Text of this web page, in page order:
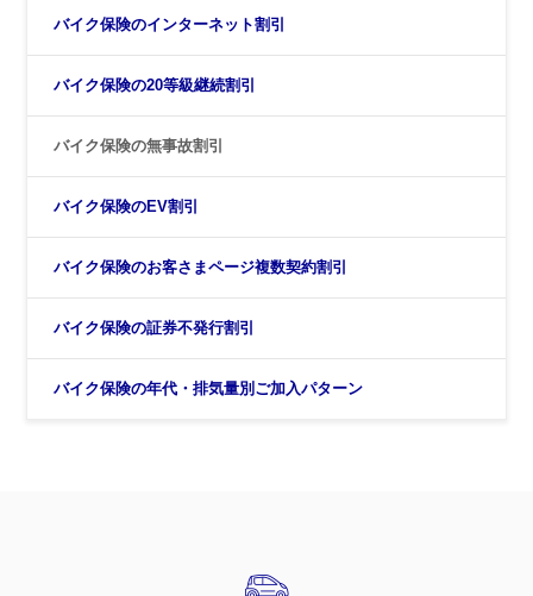
バイク保険のインターネット割引
バイク保険の20等級継続割引
バイク保険の無事故割引
バイク保険のEV割引
バイク保険のお客さまページ複数契約割引
バイク保険の証券不発行割引
バイク保険の年代・排気量別ご加入パターン